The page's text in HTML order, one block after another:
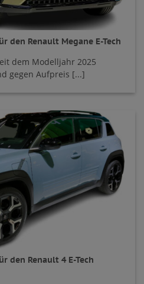
den Renault Megane E-Tech
dem Modelljahr 2025
gegen Aufpreis [...]
den Renault 4 E-Tech